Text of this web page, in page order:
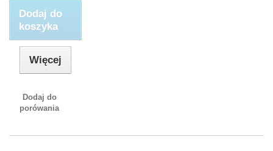
Dodaj do
koszyka
Więcej
Dodaj do
porówania